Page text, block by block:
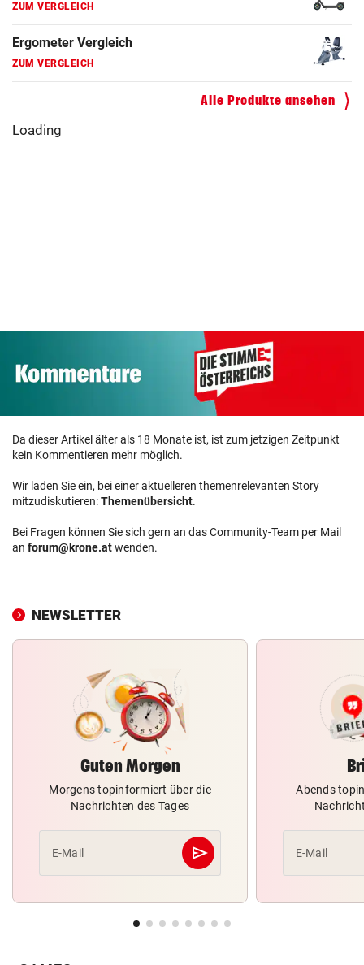
ZUM VERGLEICH
Ergometer Vergleich
ZUM VERGLEICH
Alle Produkte ansehen
Loading
Da dieser Artikel älter als 18 Monate ist, ist zum jetzigen Zeitpunkt
kein Kommentieren mehr möglich.
Wir laden Sie ein, bei einer aktuelleren themenrelevanten Story
mitzudiskutieren:Themenübersicht.
Bei Fragen können Sie sich gern an das Community-Team per Mail
an forum@krone.atwenden.
NEWSLETTER
Guten Morgen
Morgens topinformiert über die
Nachrichten des Tages
E-Mail send
Abschicken
Abends
E-Mail